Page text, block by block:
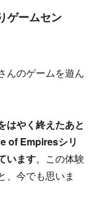
ゲームセン
んのゲームを遊ん
はやく終えたあと
of Empiresシリ
います。この体験
、今でも思いま